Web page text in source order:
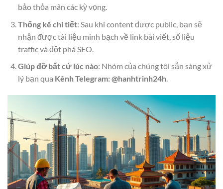
bảo thỏa mãn các kỳ vọng.
Thống kê chi tiết: Sau khi content được public, bạn sẽ
nhận được tài liệu minh bạch về link bài viết, số liệu
traffic và đột phá SEO.
Giúp đỡ bất cứ lúc nào: Nhóm của chúng tôi sẵn sàng xử
lý bạn qua Kênh Telegram: @hanhtrinh24h.